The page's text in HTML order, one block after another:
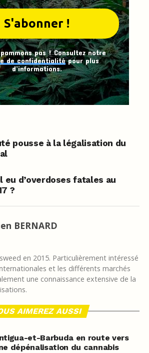
pas ! Consultez notre
de confidentialitépour plus
d’informations.
pousse à la légalisation du
eu d’overdoses fatales au
?
BERNARD
en 2015. Particulièrement intéressé
et les différents marchés
une connaissance extensive de la
AIMEREZ AUSSI
et-Barbuda en route vers
dépénalisation du cannabis